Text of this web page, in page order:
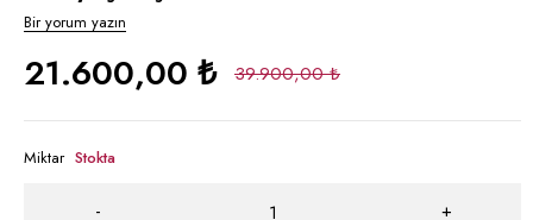
Bir yorum yazın
39.900,00₺
21.600,00 ₺
Miktar Stokta